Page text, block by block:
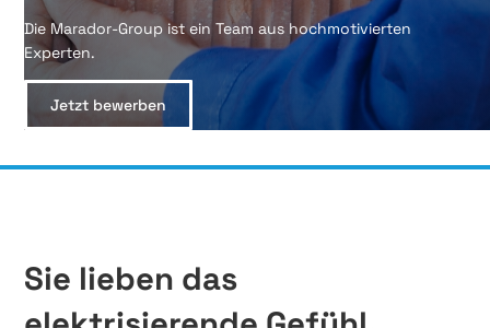
Die Marador-Group ist ein Team aus hochmotivierten
Experten.
Jetzt bewerben
Sie lieben das